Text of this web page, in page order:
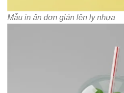
Mẫu in ấn đơn giản lên ly nhựa